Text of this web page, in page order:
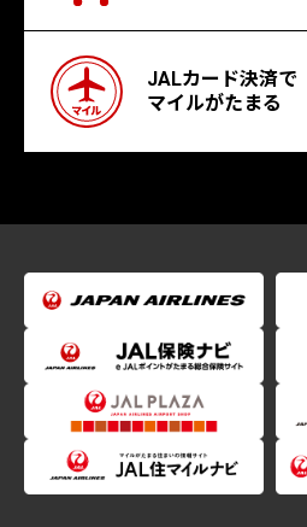
JALカード決済で
マイルがたまる